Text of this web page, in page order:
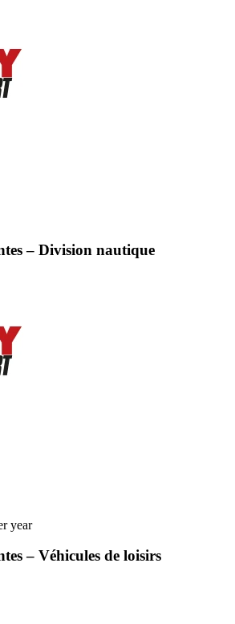
– Division nautique
year
– Véhicules de loisirs